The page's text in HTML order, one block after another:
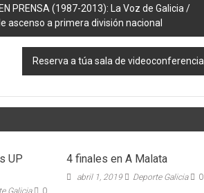
PRENSA (1987-2013): La Voz de Galicia /
ascenso a primera división nacional
Reserva a túa sala de
UP
Galicia 0
4 finales en A Malata
abril 1, 2019 Deporte Galicia 0